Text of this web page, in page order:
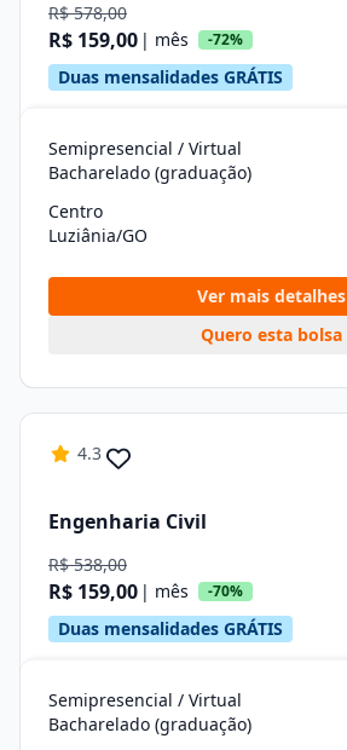
R$ 578,00
R$ 159,00 | mês -72%
Duas mensalidades GRÁTIS
Semipresencial / Virtual
Bacharelado (graduação)
Centro
Luziânia/GO
Ver mais detalhes
Quero esta bolsa
4.3
Engenharia Civil
R$ 538,00
R$ 159,00 | mês -70%
Duas mensalidades GRÁTIS
Semipresencial / Virtual
Bacharelado (graduação)